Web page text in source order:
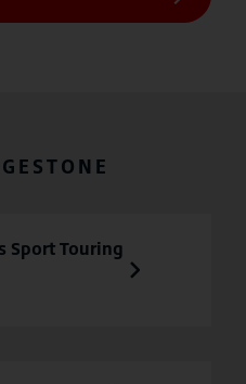
Sport Touring